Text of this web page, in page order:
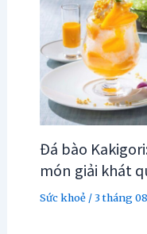
Đá bào
món giải khát
Sức khoẻ/3 tháng